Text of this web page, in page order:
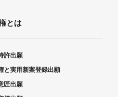
とは
許出願
と実用新案登録出願
匠出願